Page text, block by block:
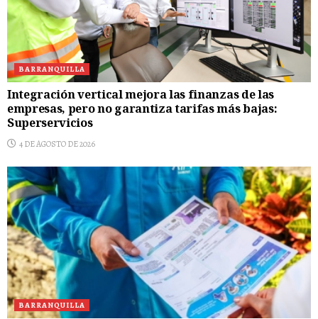
BARRANQUILLA
Integración vertical mejora las finanzas de las
empresas, pero no garantiza tarifas más bajas:
Superservicios
4 DE AGOSTO DE 2026
BARRANQUILLA